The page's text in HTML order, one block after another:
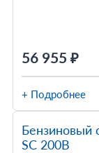
56 955 ₽
+ Подробнее
Бензиновый
SC 200B